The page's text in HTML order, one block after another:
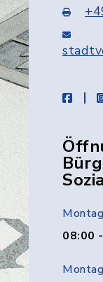
08:00